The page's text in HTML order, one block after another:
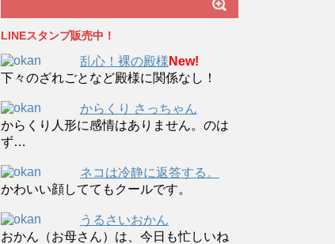
LINEスタンプ販売中！
乱心！裸の殿様 New!
下々のざれごとなど殿様に関係なし！
からくり さっちゃん
からくり人形に感情はありません。のは
ず…
ネコは冷静に返答する。
かわいい顔しててもクールです。
うるさいおかん
おかん（お母さん）は、今日も忙しいね